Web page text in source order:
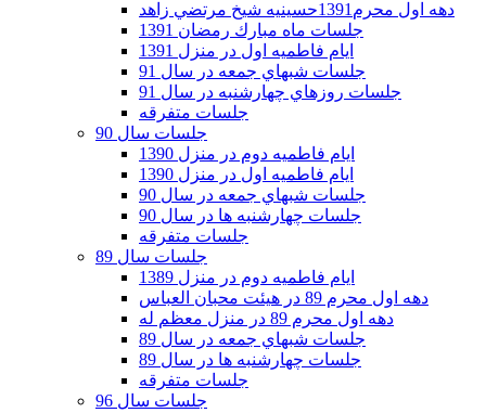
دهه اول محرم1391حسينيه شيخ مرتضي زاهد
جلسات ماه مبارك رمضان 1391
ايام فاطميه اول در منزل 1391
جلسات شبهاي جمعه در سال 91
جلسات روزهاي چهارشنبه در سال 91
جلسات متفرقه
جلسات سال 90
ایام فاطمیه دوم در منزل 1390
ایام فاطمیه اول در منزل 1390
جلسات شبهاي جمعه در سال 90
جلسات چهارشنبه ها در سال 90
جلسات متفرقه
جلسات سال 89
ایام فاطمیه دوم در منزل 1389
دهه اول محرم 89 در هیئت محبان العباس
دهه اول محرم 89 در منزل معظم له
جلسات شبهاي جمعه در سال 89
جلسات چهارشنبه ها در سال 89
جلسات متفرقه
جلسات سال 96